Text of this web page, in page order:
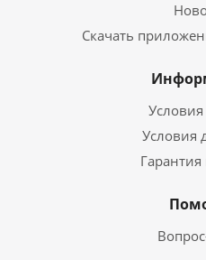
Скачать
Условия